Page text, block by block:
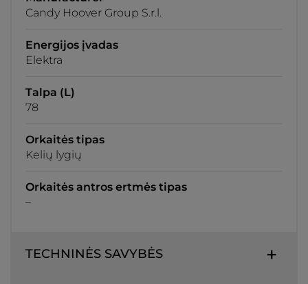
Candy Hoover Group S.r.l.
Energijos įvadas
Elektra
Talpa (L)
78
Orkaitės tipas
Kelių lygių
Orkaitės antros ertmės tipas
–
TECHNINĖS SAVYBĖS